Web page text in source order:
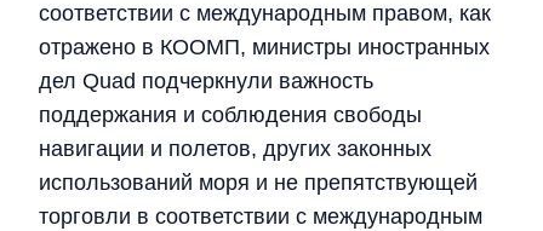
соответствии с международным правом, как
отражено в КООМП, министры иностранных
дел Quad подчеркнули важность
поддержания и соблюдения свободы
навигации и полетов, других законных
использований моря и не препятствующей
торговли в соответствии с международным